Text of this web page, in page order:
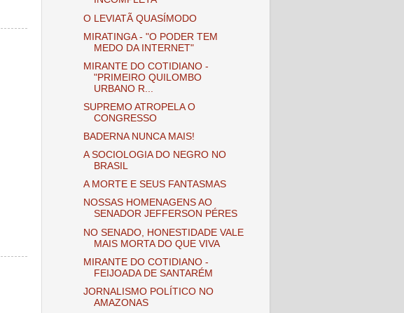
O LEVIATÃ QUASÍMODO
MIRATINGA - "O PODER TEM
MEDO DA INTERNET"
MIRANTE DO COTIDIANO -
"PRIMEIRO QUILOMBO
URBANO R...
SUPREMO ATROPELA O
CONGRESSO
BADERNA NUNCA MAIS!
A SOCIOLOGIA DO NEGRO NO
BRASIL
A MORTE E SEUS FANTASMAS
NOSSAS HOMENAGENS AO
SENADOR JEFFERSON PÉRES
NO SENADO, HONESTIDADE VALE
MAIS MORTA DO QUE VIVA
MIRANTE DO COTIDIANO -
FEIJOADA DE SANTARÉM
JORNALISMO POLÍTICO NO
AMAZONAS